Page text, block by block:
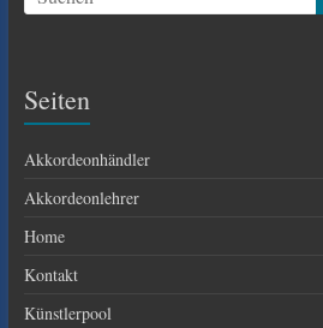
Seiten
Akkordeonhändler
Akkordeonlehrer
Home
Kontakt
Künstlerpool